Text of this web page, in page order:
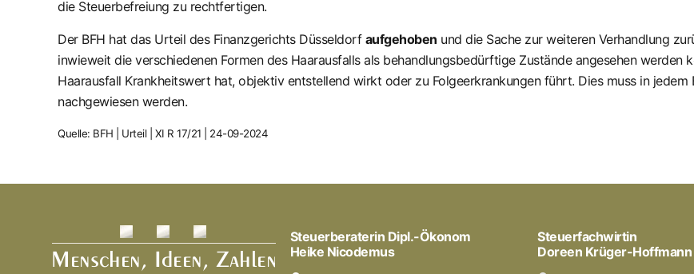
die Steuerbefreiung zu rechtfertigen.
Der BFH hat das Urteil des Finanzgerichts Düsseldorf aufgehoben und die Sache zur weiteren Verhandlung
inwieweit die verschiedenen Formen des Haarausfalls als behandlungsbedürftige Zustände angesehen werden
Haarausfall Krankheitswert hat, objektiv entstellend wirkt oder zu Folgeerkrankungen führt. Dies muss in
nachgewiesen werden.
Quelle: BFH | Urteil | XI R 17/21 | 24-09-2024
Steuerberaterin Dipl.-Ökonom
Heike Nicodemus
Steuerfachwirtin
Doreen Krüger-Hoffmann